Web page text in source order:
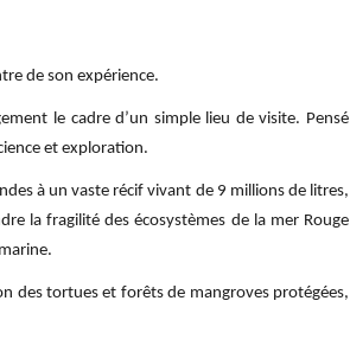
de son expérience.
le cadre d’un simple lieu de visite. Pensé
et exploration.
à un vaste récif vivant de 9 millions de litres,
la fragilité des écosystèmes de la mer Rouge
des tortues et forêts de mangroves protégées,